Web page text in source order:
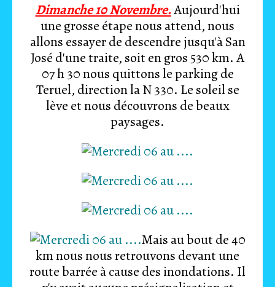
Dimanche 10 Novembre.Aujourd'hui
une grosse étape nous attend, nous
allons essayer de descendre jusqu'à San
José d'une traite, soit en gros 530 km. A
07 h 30 nous quittons le parking de
Teruel, direction la N 330. Le soleil se
lève et nous découvrons de beaux
paysages.
Mais au bout de 40
km nous nous retrouvons devant une
route barrée à cause des inondations. Il